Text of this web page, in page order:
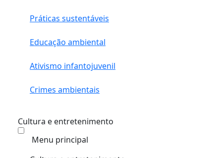
Práticas sustentáveis
Educação ambiental
Ativismo infantojuvenil
Crimes ambientais
Cultura e entretenimento
Menu principal